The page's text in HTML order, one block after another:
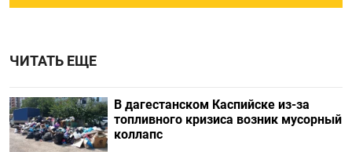
ЧИТАТЬ ЕЩЕ
В дагестанском Каспийске из-за
топливного кризиса возник мусорный
коллапс